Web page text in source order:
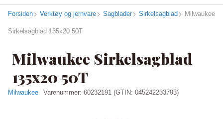
KUNDESERVICE
Forsiden Verktøy og jernvare Sagblader Sirkelsagblad Milwaukee
Sirkelsagblad 135x20 50T
Milwaukee Sirkelsagblad
135x20 50T
Milwaukee Varenummer: 60232191 (GTIN: 045242233793)